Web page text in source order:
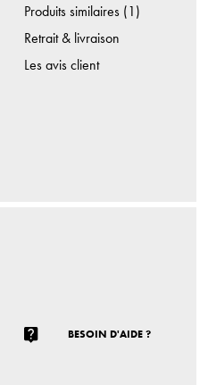
Produits similaires (1)
Retrait & livraison
Les avis client
BESOIN D'AIDE ?